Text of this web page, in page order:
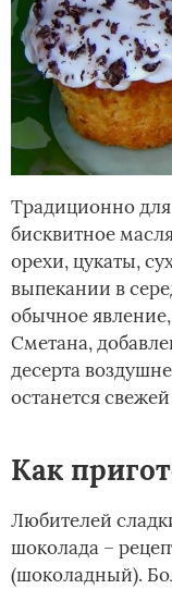
Традиционно
бисквитное
орехи, цукаты,
выпекании в
обычное
Сметана,
десерта
останется
Как
Любителей
шоколада –
(шоколадный).